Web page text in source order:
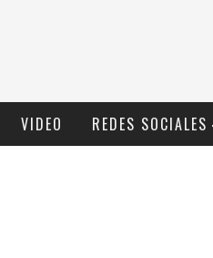
VIDEO REDES SOCIALES